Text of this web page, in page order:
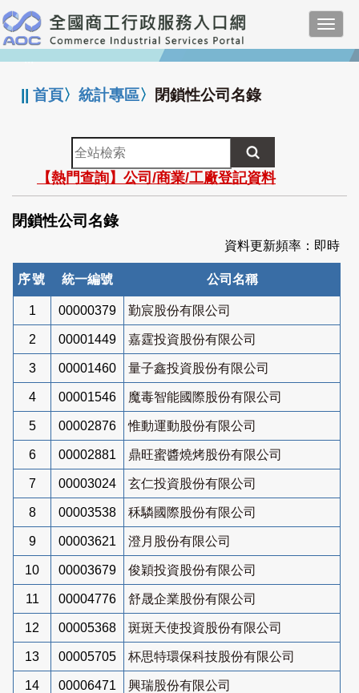
跳
到
主
要
:::
||首頁〉統計專區〉 閉鎖性公司名錄
全
站
檢
索
【熱門查詢】公司/商業/工廠登記資料
閉鎖性公司名錄
資料更新頻率：即時
序號 統一編號 公司名稱
1 00000379 勤宸股份有限公司
2 00001449 嘉霆投資股份有限公司
3 00001460 量子鑫投資股份有限公司
4 00001546 魔毒智能國際股份有限公司
5 00002876 惟動運動股份有限公司
6 00002881 鼎旺蜜醬燒烤股份有限公司
7 00003024 玄仁投資股份有限公司
8 00003538 秝驎國際股份有限公司
9 00003621 澄月股份有限公司
10 00003679 俊穎投資股份有限公司
11 00004776 舒晟企業股份有限公司
12 00005368 斑斑天使投資股份有限公司
13 00005705 杯思特環保科技股份有限公司
14 00006471 興瑞股份有限公司